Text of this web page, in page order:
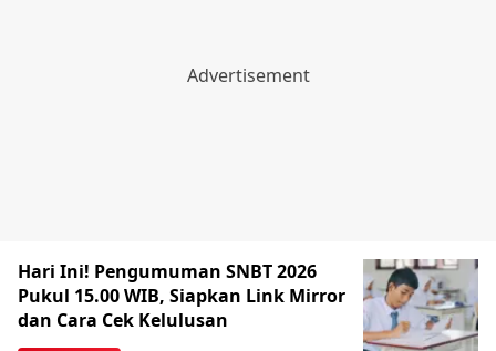
Hari Ini! Pengumuman SNBT 2026
Pukul 15.00 WIB, Siapkan Link Mirror
dan Cara Cek Kelulusan